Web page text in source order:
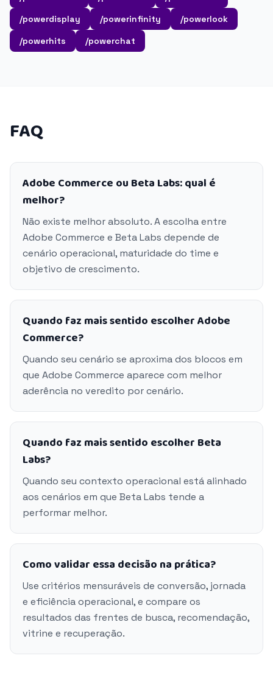
/powerdisplay
/powerinfinity
/powerlook
/powerhits
/powerchat
FAQ
Adobe Commerce ou Beta Labs: qual é
melhor?
Não existe melhor absoluto. A escolha entre
Adobe Commerce e Beta Labs depende de
cenário operacional, maturidade do time e
objetivo de crescimento.
Quando faz mais sentido escolher Adobe
Commerce?
Quando seu cenário se aproxima dos blocos em
que Adobe Commerce aparece com melhor
aderência no veredito por cenário.
Quando faz mais sentido escolher Beta
Labs?
Quando seu contexto operacional está alinhado
aos cenários em que Beta Labs tende a
performar melhor.
Como validar essa decisão na prática?
Use critérios mensuráveis de conversão, jornada
e eficiência operacional, e compare os
resultados das frentes de busca, recomendação,
vitrine e recuperação.